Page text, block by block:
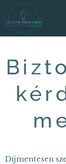
Díjmentesen